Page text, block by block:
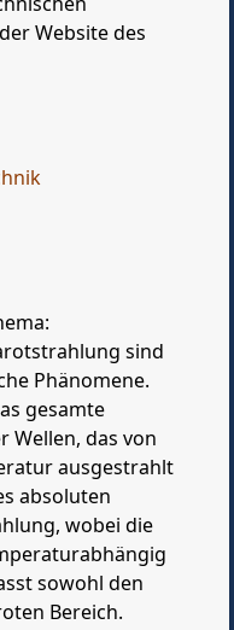
Website des
sind
Phänomene.
gesamte
Wellen, das von
ausgestrahlt
absoluten
wobei die
sowohl den
Bereich.